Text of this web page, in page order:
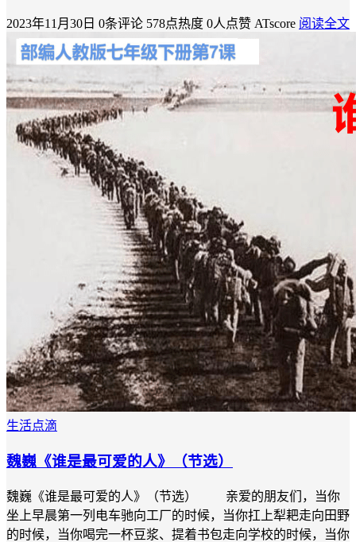
2023年11月30日 0条评论 578点热度 0人点赞 ATscore 阅读全文
生活点滴
魏巍《谁是最可爱的人》（节选）
魏巍《谁是最可爱的人》（节选） 亲爱的朋友们，当你
坐上早晨第一列电车驰向工厂的时候，当你扛上犁耙走向田野
的时候，当你喝完一杯豆浆、提着书包走向学校的时候，当你